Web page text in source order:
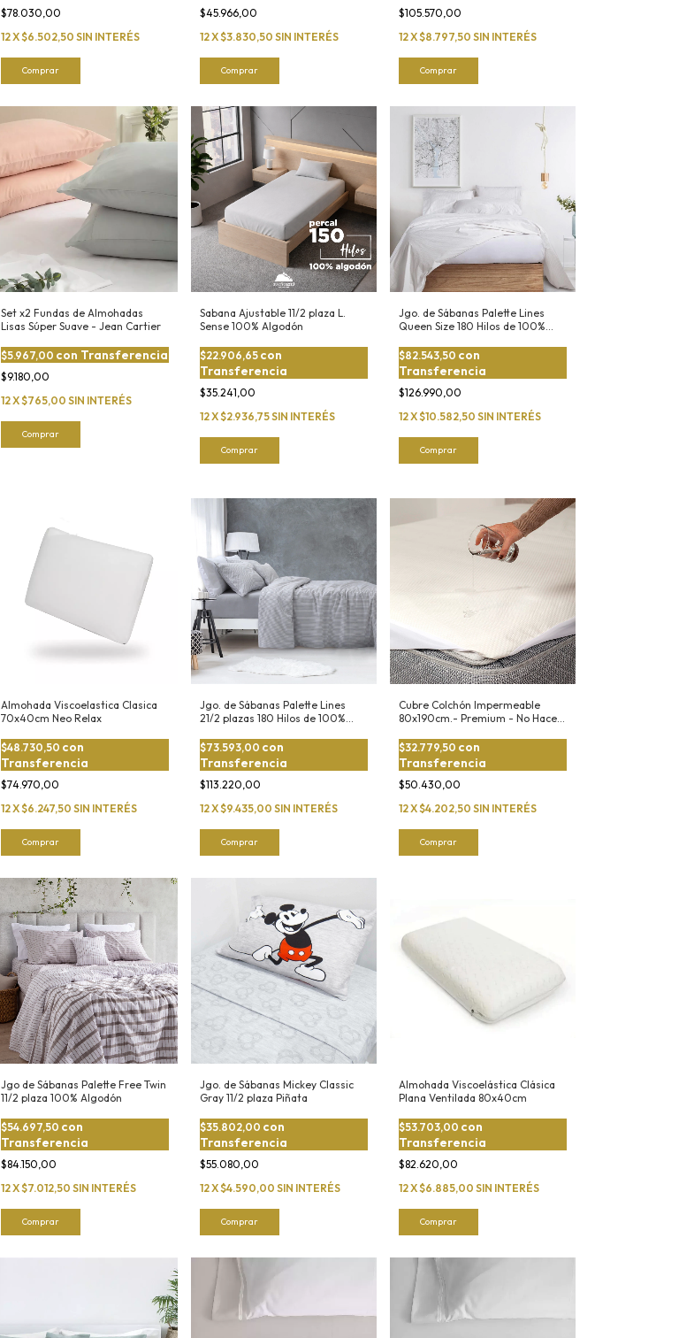
$78.030,00
12X$6.502,50 SIN INTERÉS
Comprar
$45.966,00
12X$3.830,50 SIN INTERÉS
Comprar
$105.570,00
12X$8.797,50 SIN INTERÉS
Comprar
Set x2 Fundas de Almohadas
Lisas Súper Suave - Jean Cartier
$9.180,00
$5.967,00 con Transferencia
12X$765,00 SIN INTERÉS
Comprar
Sabana Ajustable 11/2 plaza L.
Sense 100% Algodón
$35.241,00
$22.906,65 con
Transferencia
12X$2.936,75SIN INTERÉS
Comprar
Jgo. de Sábanas Palette Lines
Queen Size 180 Hilos de 100%
$126.990,00
$82.543,50 con
Transferencia
12X$10.582,50 SIN INTERÉS
Comprar
Almohada Viscoelastica Clasica
70x40cm Neo Relax
$74.970,00
$48.730,50 con
Transferencia
12X$6.247,50 SIN INTERÉS
Comprar
Jgo. de Sábanas Palette Lines
21/2 plazas 180 Hilos de 100%
$113.220,00
$73.593,00 con
Transferencia
12X$9.435,00 SIN INTERÉS
Comprar
Cubre Colchón Impermeable
80x190cm.- Premium - No Hace
$50.430,00
$32.779,50 con
Transferencia
12X$4.202,50 SIN INTERÉS
Comprar
Jgo de Sábanas Palette Free Twin
11/2 plaza 100% Algodón
$84.150,00
$54.697,50 con
Transferencia
12X$7.012,50 SIN INTERÉS
Comprar
Jgo. de Sábanas Mickey Classic
Gray 11/2 plaza Piñata
$55.080,00
$35.802,00 con
Transferencia
12X$4.590,00 SIN INTERÉS
Comprar
Almohada Viscoelástica Clásica
Plana Ventilada 80x40cm
$82.620,00
$53.703,00 con
Transferencia
12X$6.885,00 SIN INTERÉS
Comprar